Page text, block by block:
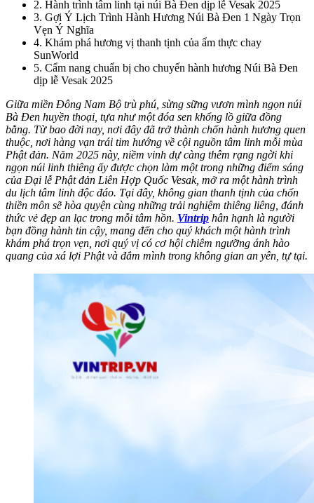
2. Hành trình tâm linh tại núi Bà Đen dịp lễ Vesak 2025
3. Gợi Ý Lịch Trình Hành Hương Núi Bà Đen 1 Ngày Trọn
Vẹn Ý Nghĩa
4. Khám phá hương vị thanh tịnh của ẩm thực chay
SunWorld
5. Cẩm nang chuẩn bị cho chuyến hành hương Núi Bà Đen
dịp lễ Vesak 2025
Giữa miền Đông Nam Bộ trù phú, sừng sững vươn mình ngọn núi
Bà Đen huyền thoại, tựa như một đóa sen khổng lồ giữa đồng
bằng. Từ bao đời nay, nơi đây đã trở thành chốn hành hương quen
thuộc, nơi hàng vạn trái tim hướng về cội nguồn tâm linh mỗi mùa
Phật đản. Năm 2025 này, niềm vinh dự càng thêm rạng ngời khi
ngọn núi linh thiêng ấy được chọn làm một trong những điểm sáng
của Đại lễ Phật đản Liên Hợp Quốc Vesak, mở ra một hành trình
du lịch tâm linh độc đáo. Tại đây, không gian thanh tịnh của chốn
thiền môn sẽ hòa quyện cùng những trải nghiệm thiêng liêng, đánh
thức vẻ đẹp an lạc trong mỗi tâm hồn. Vintrip hân hạnh là người
bạn đồng hành tin cậy, mang đến cho quý khách một hành trình
khám phá trọn vẹn, nơi quý vị có cơ hội chiêm ngưỡng ánh hào
quang của xá lợi Phật và đắm mình trong không gian an yên, tự tại.